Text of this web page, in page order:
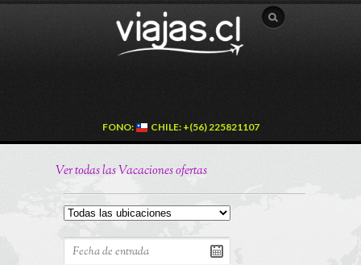
FONO: CHILE: +(56) 225821107
Ver todas las Vacaciones ofertas